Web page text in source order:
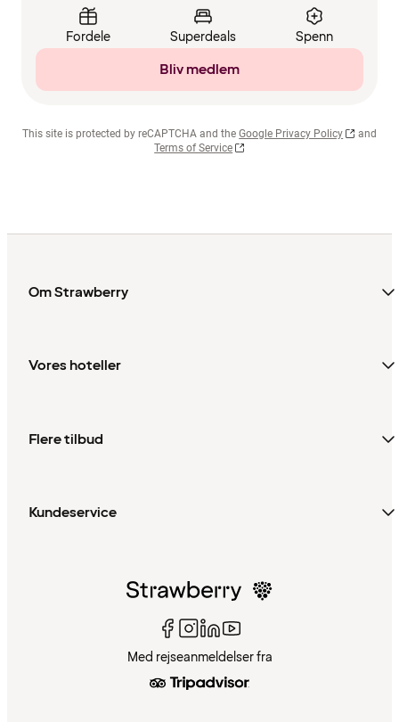
Fordele Superdeals Spenn
Bliv medlem
This site is protected by reCAPTCHA and the Google Privacy Policy
and
Terms of Service
Om Strawberry
Vores hoteller
Flere tilbud
Kundeservice
Med rejseanmeldelser fra